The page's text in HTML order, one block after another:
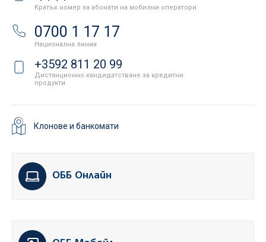
Кратък номер за абонати на мобилни оператори
0700 1 17 17
Национална линия
+3592 811 20 99
Дистанционно кандидатстване за кредитни
продукти
Клонове и банкомати
ОББ Онлайн